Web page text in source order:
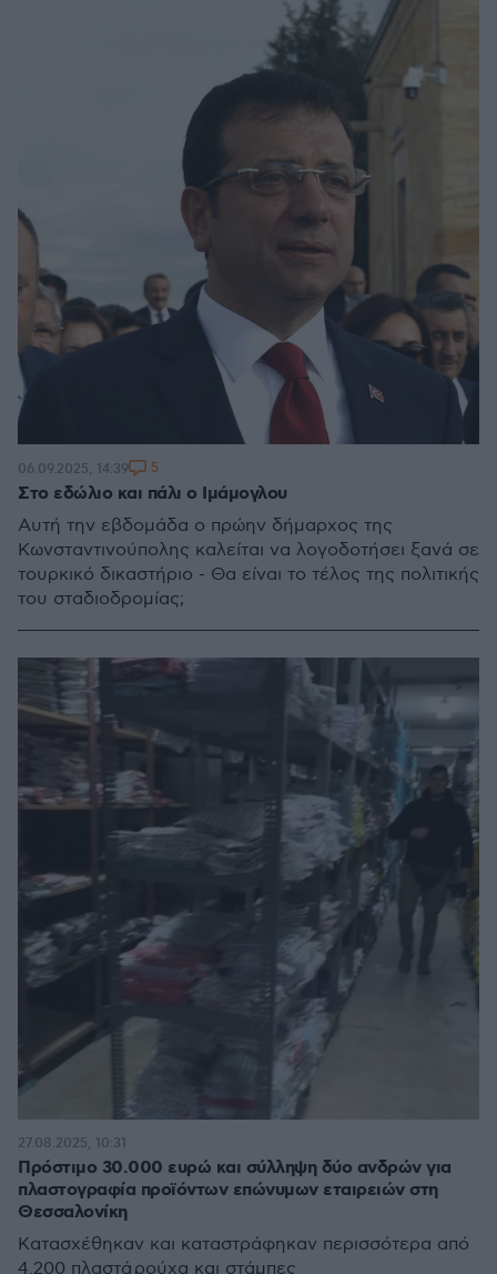
Στο εδώλιο και πάλι ο Ιμάμογλου
Αυτή την εβδομάδα ο πρώην δήμαρχος της
Κωνσταντινούπολης καλείται να λογοδοτήσει ξανά σε
τουρκικό δικαστήριο - Θα είναι το τέλος της πολιτικής
του σταδιοδρομίας;
06.09.2025, 14:39 5
Πρόστιμο 30.000 ευρώ και σύλληψη δύο ανδρών για
πλαστογραφία προϊόντων επώνυμων εταιρειών στη
Θεσσαλονίκη
Κατασχέθηκαν και καταστράφηκαν περισσότερα από
4.200 πλαστά ρούχα και στάμπες
27.08.2025, 10:31